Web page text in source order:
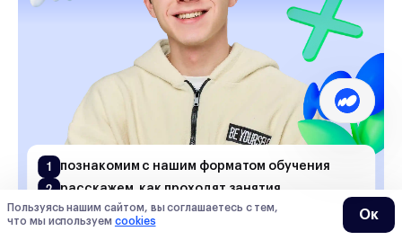
Пользуясь нашим сайтом, вы соглашаетесь с тем,
что мы используем cookies Ок
1 познакомим с нашим форматом обучения
2 расскажем, как проходят занятия
3
покажем, как мы можем помочь вашему
ребенку